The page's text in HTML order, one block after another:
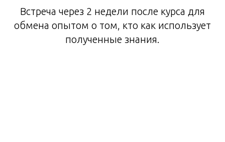
Встреча через 2 недели после курса для
обмена опытом о том, кто как использует
полученные знания.